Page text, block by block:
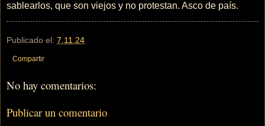
sablearlos, que son viejos y no protestan. Asco de país.
Publicado el: 7.11.24
Compartir
No hay comentarios:
Publicar un comentario